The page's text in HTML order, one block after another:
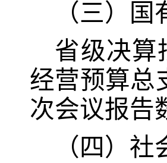
（三）
国
省级决算
经营预算总
次会议报告
（ 四 ）社